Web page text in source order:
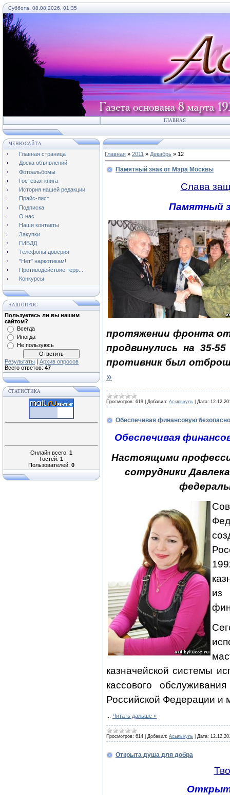
Суббота, 08.08.2026, 01:35
ГЛАВНАЯ
МЕНЮ САЙТА
Главная страница
Доска объявлений
Фотоальбомы
Гостевая книга
История нашей редакции
Прайс-лист
Подписка
О нас
Наши контакты
Закупки
ГИБДД
Телефоны доверия
"Нет" наркотикам!
Противодействие терр...
Конкурсы
НАШ ОПРОС
Пользуетесь ли вы нашим
сайтом?
Всегда
Иногда
Не пользуюсь
Результаты | Архив опросов
Всего ответов: 47
СТАТИСТИКА
Онлайн всего: 1
Гостей: 1
Пользователей: 0
Главная » 2011 » Декабрь » 12
Памятный знак от Мэра Москвы
Слава
Памятный
протяжении фронта от
продвинулись на 35-55
противник был
»
Просмотров: 619 Добавил: Асылыкуль Дата:
Обеспечивая финансовую
Обеспечивая
Настоящими
сотрудники
из
казначейской системы
кассового
Российской Федерации и
Читать дальше »
Просмотров: 614 Добавил: Асылыкуль Дата:
Открыта душа для добра